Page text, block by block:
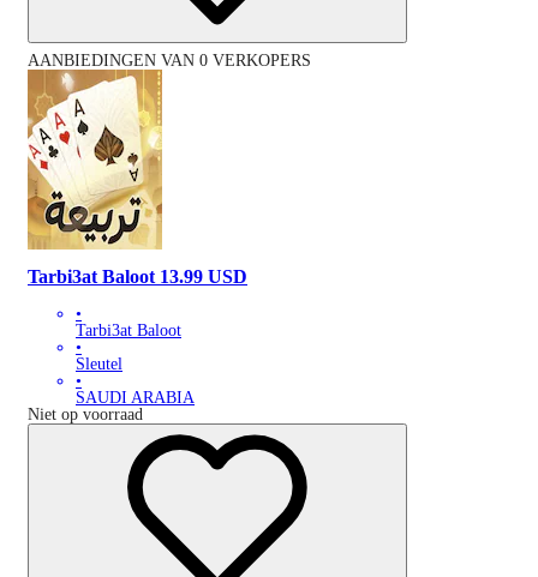
AANBIEDINGEN VAN 0 VERKOPERS
Tarbi3at Baloot 13.99 USD
•
Tarbi3at Baloot
•
Sleutel
•
SAUDI ARABIA
Niet op voorraad